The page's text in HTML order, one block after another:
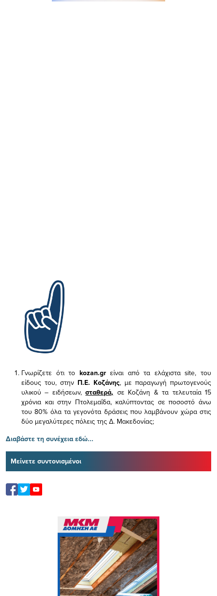
Γνωρίζετε ότι το kozan.gr είναι από τα ελάχισταsite, του
είδους του, στην Π.Ε. Κοζάνης, με παραγωγή πρωτογενούς
υλικού – ειδήσεων,σταθερά, σε Κοζάνη & τα τελευταία 15
χρόνια και στην Πτολεμαΐδα, καλύπτοντας σε ποσοστό άνω
του 80% όλα τα γεγονότα δράσεις που λαμβάνουν χώρα στις
δύο μεγαλύτερες πόλεις της Δ. Μακεδονίας;
Διαβάστε τη συνέχεια εδώ...
Μείνετε συντονισμένοι